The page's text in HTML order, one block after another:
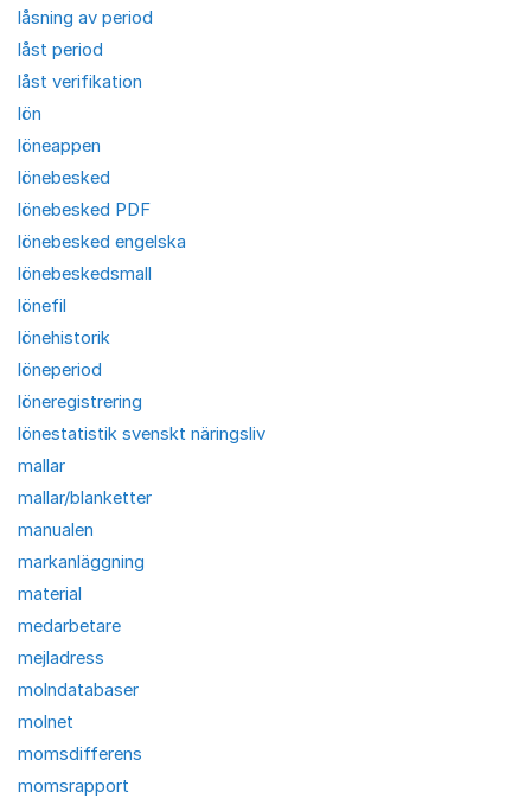
låsning av period
låst period
låst verifikation
lön
löneappen
lönebesked
lönebesked PDF
lönebesked engelska
lönebeskedsmall
lönefil
lönehistorik
löneperiod
löneregistrering
lönestatistik svenskt näringsliv
mallar
mallar/blanketter
manualen
markanläggning
material
medarbetare
mejladress
molndatabaser
molnet
momsdifferens
momsrapport